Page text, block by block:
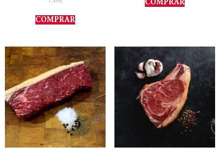
con
de 5
COMPRAR
COMPRAR